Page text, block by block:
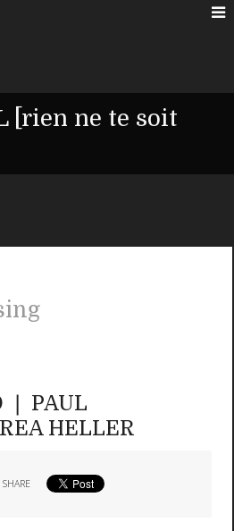
[rien ne te soit
❘ PAUL
HELLER
SHARE